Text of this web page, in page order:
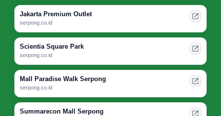
Jakarta Premium Outlet
serpong.co.id
Scientia Square Park
serpong.co.id
Mall Paradise Walk Serpong
serpong.co.id
Summarecon Mall Serpong